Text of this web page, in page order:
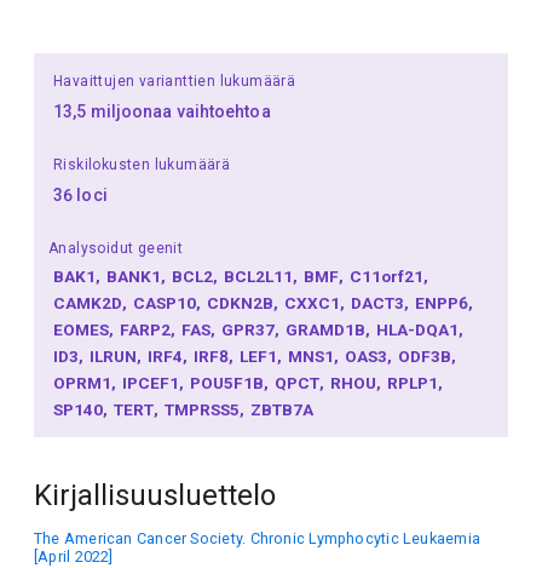
Havaittujen varianttien lukumäärä
13,5 miljoonaa vaihtoehtoa
Riskilokusten lukumäärä
36 loci
Analysoidut geenit
BAK1 BANK1 BCL2 BCL2L11 BMF C11orf21
CAMK2D CASP10 CDKN2B CXXC1 DACT3 ENPP6
EOMES FARP2 FAS GPR37 GRAMD1B HLA-DQA1
ID3 ILRUN IRF4 IRF8 LEF1 MNS1 OAS3 ODF3B
OPRM1 IPCEF1 POU5F1B QPCT RHOU RPLP1
SP140 TERT TMPRSS5 ZBTB7A
Kirjallisuusluettelo
The American Cancer Society. Chronic Lymphocytic Leukaemia
[April 2022]